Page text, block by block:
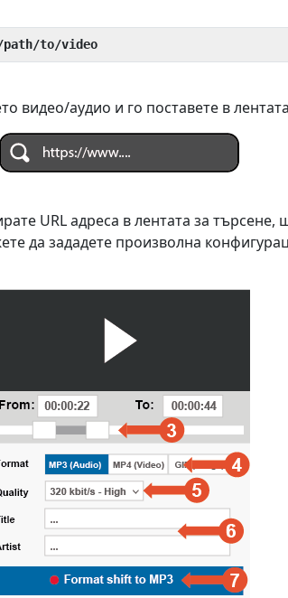
path/to/video
видео/аудио и го поставете в
URL адреса в лентата за
да зададете произволна